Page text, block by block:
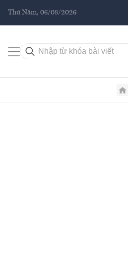
Thứ Năm, 06/08/2026